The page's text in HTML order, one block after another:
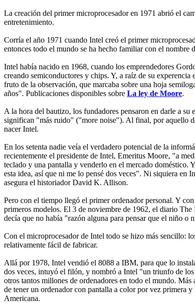
La creación del primer microprocesador en 1971 abrió el
entretenimiento.
Corría el año 1971 cuando Intel creó el primer
entonces todo el mundo se ha hecho familiar con el nombre
Intel había nacido en 1968, cuando los emprendedores
creando semiconductores y chips. Y, a raíz de su
fruto de la observación, que marcaba sobre una hoja
años". Publicaciones disponibles sobre La ley de Moore.
A la hora del bautizo, los fundadores pensaron en darle a
significan "más ruido" ("more noise"). Al final, por aquello
nacer Intel.
En los setenta nadie veía el verdadero potencial de la
recientemente el presidente de Intel, Emeritus Moore, "a
teclado y una pantalla y venderlo en el mercado doméstico.
esta idea, así que ni me lo pensé dos veces". Ni siquiera
asegura el historiador David K. Allison.
Pero con el tiempo llegó el primer ordenador personal. Y
primeros modelos. El 3 de noviembre de 1962, el diario
decía que no había "razón alguna para pensar que el niño
Con el microprocesador de Intel todo se hizo más sencillo:
relativamente fácil de fabricar.
Allá por 1978, Intel vendió el 8088 a IBM, para que lo
dos veces, intuyó el filón, y nombró a Intel "un triunfo de los
otros tantos millones de ordenadores en todo el mundo.
de tener un ordenador con pantalla a color por vez primera
Americana.